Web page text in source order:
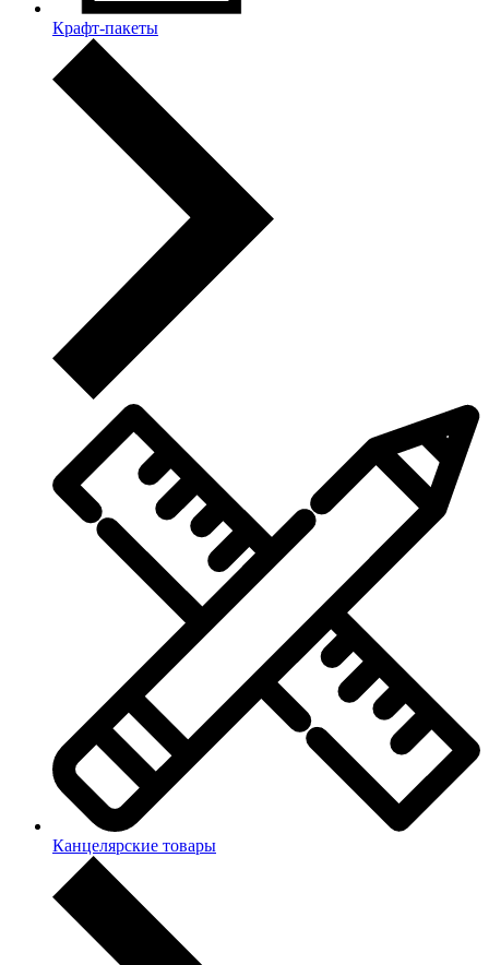
Крафт-пакеты
Канцелярские товары